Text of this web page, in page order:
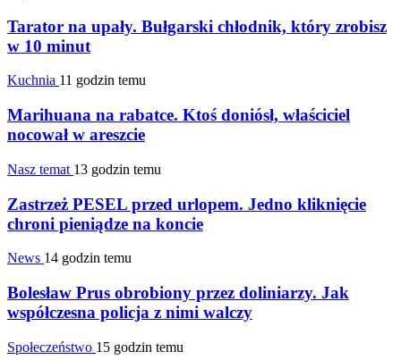
Tarator na upały. Bułgarski chłodnik, który zrobisz
w 10 minut
Kuchnia 11 godzin temu
Marihuana na rabatce. Ktoś doniósł, właściciel
nocował w areszcie
Nasz temat 13 godzin temu
Zastrzeż PESEL przed urlopem. Jedno kliknięcie
chroni pieniądze na koncie
News 14 godzin temu
Bolesław Prus obrobiony przez doliniarzy. Jak
współczesna policja z nimi walczy
Społeczeństwo 15 godzin temu